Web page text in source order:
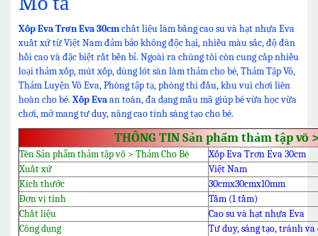
Xốp Eva Trơn Eva 30cmchất liệu làm bằng cao su và hạt nhựa Eva
xuất xứ từ Việt Nam đảm bảo không độc hại, nhiều màu sắc, độ đàn
hồi cao và đặc biệt rất bền bỉ. Ngoài ra chúng tôi còn cung cấp nhiều
loại thảm xốp, mút xốp, dùng lót sàn làm thảm cho bé, Thảm Tập Võ,
Thảm Luyện Võ Eva, Phòng tập tạ, phòng thi đấu, khu vui chơi liên
hoàn cho bé. Xốp Evaan toàn, đa dạng mẫu mã giúp bé vừa học vừa
chơi, mở mang tư duy, nâng cao tính sáng tạo cho bé.
THÔNG TIN Sản phẩm thảm tập võ
Tên Sản phẩm thảm tập võ > Thảm Cho Bé
Xốp Eva Trơn Eva 30cm
Xuất xứ
Việt Nam
Kích thước
30cmx30cmx10mm
Đơn vị tính
Tấm (1 tấm)
Chất liệu
Cao su và hạt nhựa Eva
Công dụng
Tư duy, sáng tạo, tránh